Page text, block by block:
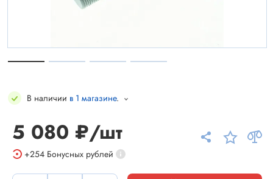
В наличии в 1 магазине.
5 080 ₽/шт
+254 Бонусных рублей